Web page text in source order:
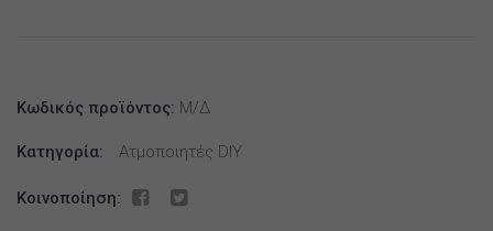
by
Crave
ποσότητα
Κωδικός προϊόντος: Μ/Δ
Κατηγορία: Ατμοποιητές DIY
Κοινοποίηση: